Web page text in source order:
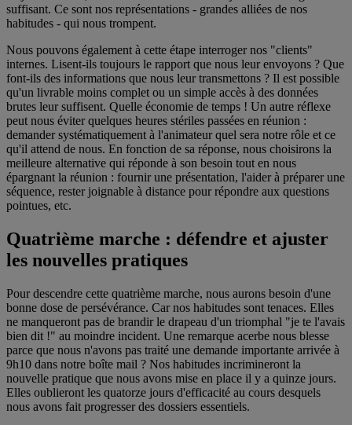
suffisant. Ce sont nos représentations - grandes alliées de nos
habitudes - qui nous trompent.
Nous pouvons également à cette étape interroger nos "clients"
internes. Lisent-ils toujours le rapport que nous leur envoyons ? Que
font-ils des informations que nous leur transmettons ? Il est possible
qu'un livrable moins complet ou un simple accès à des données
brutes leur suffisent. Quelle économie de temps ! Un autre réflexe
peut nous éviter quelques heures stériles passées en réunion :
demander systématiquement à l'animateur quel sera notre rôle et ce
qu'il attend de nous. En fonction de sa réponse, nous choisirons la
meilleure alternative qui réponde à son besoin tout en nous
épargnant la réunion : fournir une présentation, l'aider à préparer une
séquence, rester joignable à distance pour répondre aux questions
pointues, etc.
Quatrième marche : défendre et ajuster
les nouvelles pratiques
Pour descendre cette quatrième marche, nous aurons besoin d'une
bonne dose de persévérance. Car nos habitudes sont tenaces. Elles
ne manqueront pas de brandir le drapeau d'un triomphal "je te l'avais
bien dit !" au moindre incident. Une remarque acerbe nous blesse
parce que nous n'avons pas traité une demande importante arrivée à
9h10 dans notre boîte mail ? Nos habitudes incrimineront la
nouvelle pratique que nous avons mise en place il y a quinze jours.
Elles oublieront les quatorze jours d'efficacité au cours desquels
nous avons fait progresser des dossiers essentiels.